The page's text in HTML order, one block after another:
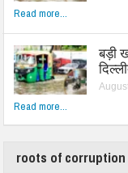
Read more...
बड़ी
Read more...
roots of corruption